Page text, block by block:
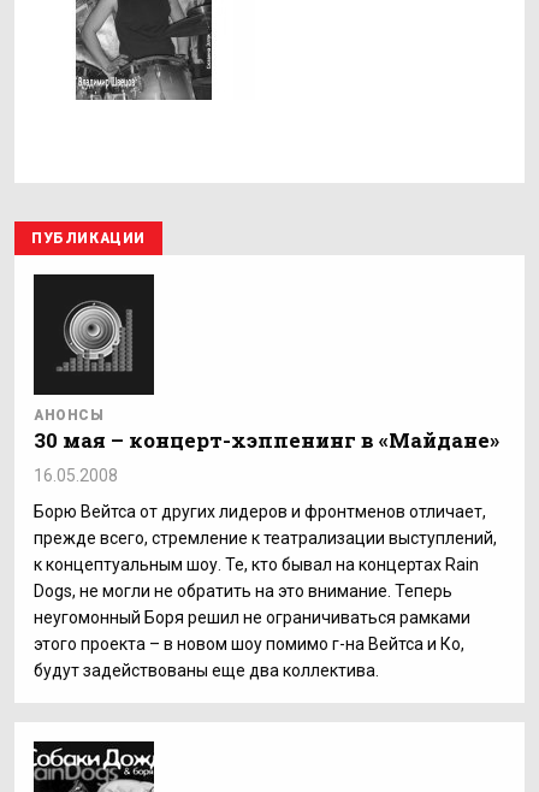
ПУБЛИКАЦИИ
АНОНСЫ
30 мая – концерт-хэппенинг в «Майдане»
16.05.2008
Борю Вейтса от других лидеров и фронтменов отличает,
прежде всего, стремление к театрализации выступлений,
к концептуальным шоу. Те, кто бывал на концертах Rain
Dogs, не могли не обратить на это внимание. Теперь
неугомонный Боря решил не ограничиваться рамками
этого проекта – в новом шоу помимо г-на Вейтса и Ко,
будут задействованы еще два коллектива.